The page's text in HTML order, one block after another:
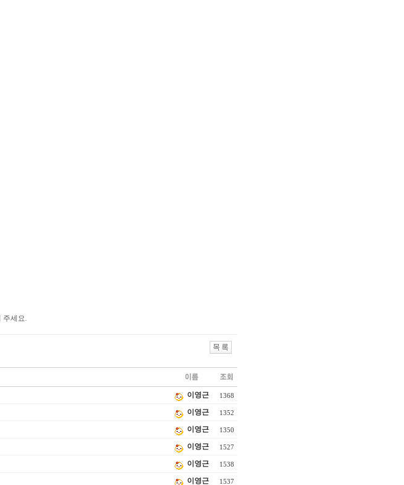
주세요.
이영근 1368
이영근 1352
이영근 1350
이영근 1527
이영근 1538
이영근 1537